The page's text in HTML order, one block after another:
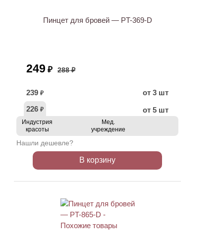
Пинцет для бровей — PT-369-D
249 ₽ 288 ₽
239 ₽
от 3 шт
226 ₽ от 5 шт
Индустрия
красоты
Мед.
учреждение
Нашли дешевле?
В корзину